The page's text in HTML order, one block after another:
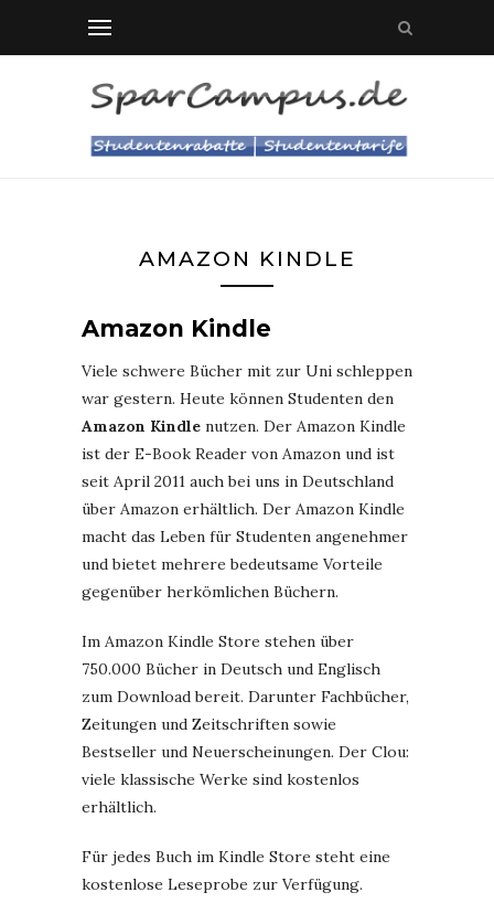
AMAZON KINDLE
Amazon Kindle
Viele schwere Bücher mit zur Uni schleppen
war gestern. Heute können Studenten den
Amazon Kindle nutzen. Der Amazon Kindle
ist der E-Book Reader von Amazon und ist
seit April 2011 auch bei uns in Deutschland
über Amazon erhältlich. Der Amazon Kindle
macht das Leben für Studenten angenehmer
und bietet mehrere bedeutsame Vorteile
gegenüber herkömlichen Büchern.
Im Amazon Kindle Store stehen über
750.000 Bücher in Deutsch und Englisch
zum Download bereit. Darunter Fachbücher,
Zeitungen und Zeitschriften sowie
Bestseller und Neuerscheinungen. Der Clou:
viele klassische Werke sind kostenlos
erhältlich.
Für jedes Buch im Kindle Store steht eine
kostenlose Leseprobe zur Verfügung.